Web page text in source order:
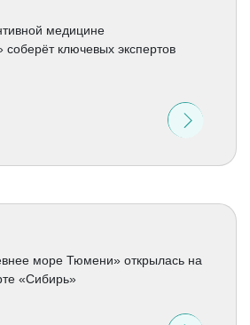
медицине
ключевых экспертов
море Тюмени» открылась на
«Сибирь»